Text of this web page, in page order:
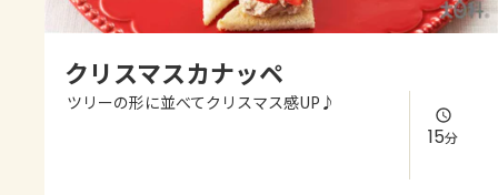
よくあるお問い合わせ
クリスマスカナッペ
ツリーの形に並べてクリスマス感UP♪
15分